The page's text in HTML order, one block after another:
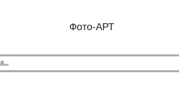
Фото-АРТ